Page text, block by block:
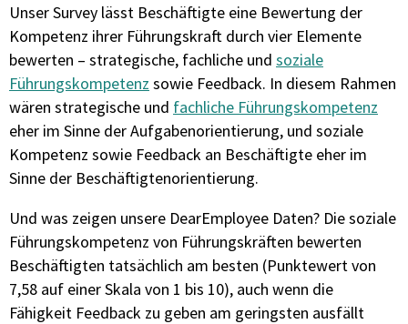
Unser Survey lässt Beschäftigte eine Bewertung der
Kompetenz ihrer Führungskraft durch vier Elemente
bewerten – strategische, fachliche und soziale
Führungskompetenz sowie Feedback. In diesem Rahmen
wären strategische und fachliche Führungskompetenz
eher im Sinne der Aufgabenorientierung, und soziale
Kompetenz sowie Feedback an Beschäftigte eher im
Sinne der Beschäftigtenorientierung.
Und was zeigen unsere DearEmployee Daten? Die soziale
Führungskompetenz von Führungskräften bewerten
Beschäftigten tatsächlich am besten (Punktewert von
7,58 auf einer Skala von 1 bis 10), auch wenn die
Fähigkeit Feedback zu geben am geringsten ausfällt